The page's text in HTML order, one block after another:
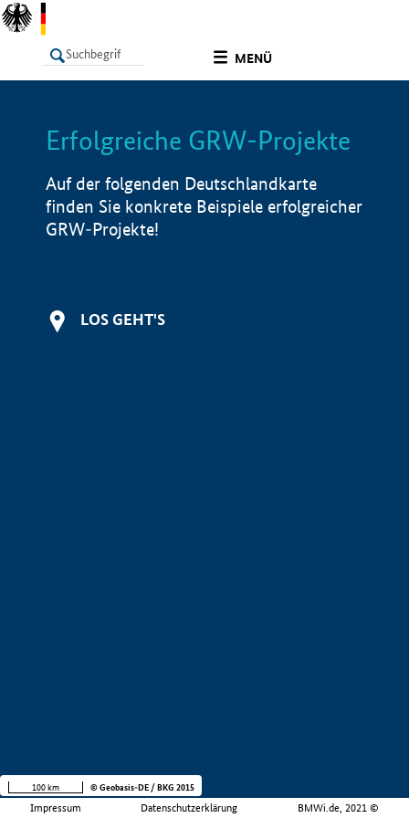
MENÜ
LISTE Info
Erfolgreiche GRW-Projekte
Auf der folgenden Deutschlandkarte
finden Sie konkrete Beispiele erfolgreicher
GRW-Projekte!
LOS GEHT'S
Impressum Datenschutzerklärung BMWi.de, 2021 ©
100 km © Geobasis-DE / BKG 2015